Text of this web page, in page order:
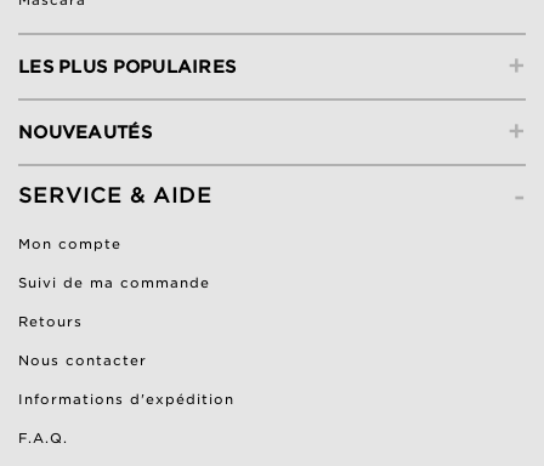
+
LES PLUS POPULAIRES
+
NOUVEAUTÉS
-
SERVICE & AIDE
Mon compte
Suivi de ma commande
Retours
Nous contacter
Informations d'expédition
F.A.Q.